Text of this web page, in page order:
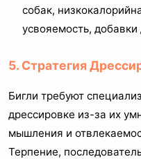
собак,
усвояемость, добавки
5. Стратегия
Бигли требуют
дрессировке из-за их
мышления и
Терпение,